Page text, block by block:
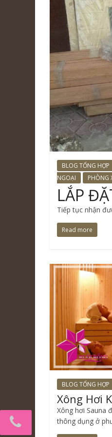
BLOG TỔNG HỢP
NGOẠI
PHÒNG
LẮP
Tiếp tục nhận
Read more
BLOG TỔNG HỢP
Xông Hơi
Xông hơi Sauna
thông dụng ở